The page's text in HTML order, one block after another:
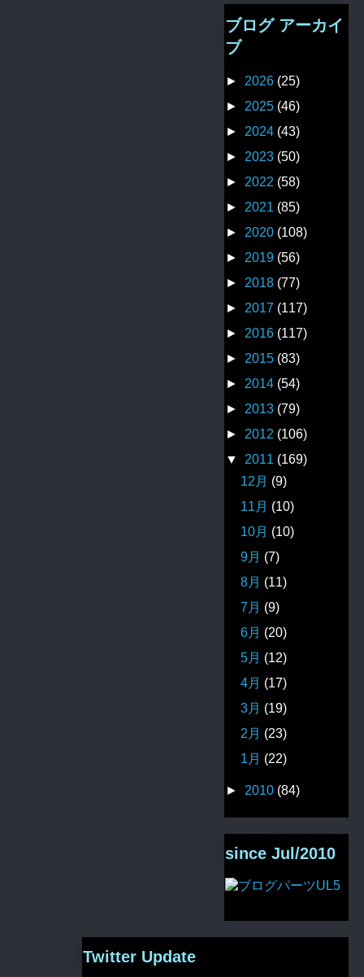
ブログ アーカイ
ブ
► 2026 (25)
► 2025 (46)
► 2024 (43)
► 2023 (50)
► 2022 (58)
► 2021 (85)
► 2020 (108)
► 2019 (56)
► 2018 (77)
► 2017 (117)
► 2016 (117)
► 2015 (83)
► 2014 (54)
► 2013 (79)
► 2012 (106)
▼ 2011 (169)
12月 (9)
11月 (10)
10月 (10)
9月 (7)
8月 (11)
7月 (9)
6月 (20)
5月 (12)
4月 (17)
3月 (19)
2月 (23)
1月 (22)
► 2010 (84)
since Jul/2010
Twitter Update